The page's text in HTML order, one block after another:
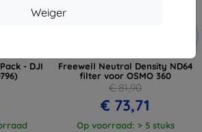
Weiger
- DJI
Freewell Neutral Density ND64
filter voor OSMO 360
€ 81,90
€ 73,71
Op voorraad: > 5 stuks